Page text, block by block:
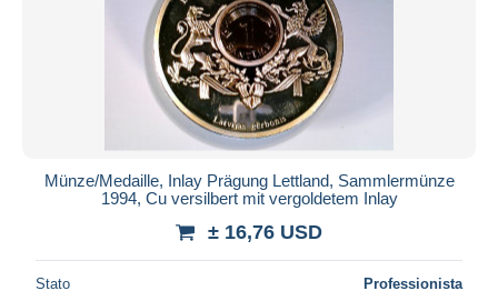
Münze/Medaille, Inlay Prägung Lettland, Sammlermünze
1994, Cu versilbert mit vergoldetem Inlay
± 16,76 USD
Stato Professionista